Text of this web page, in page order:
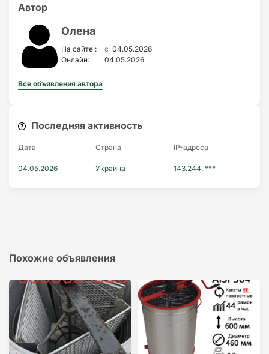
Автор
Олена
На сайте : c 04.05.2026
Онлайн:
04.05.2026
Все объявления автора
Последняя активность
Дата Страна IP-адресa
04.05.2026 Украина 143.244. ***
Похожие объявления